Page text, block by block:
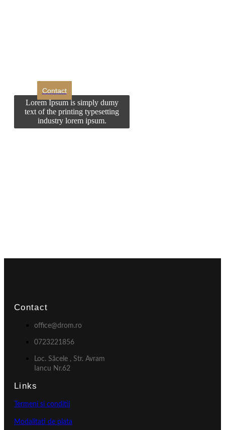
Contact
Lorem Ipsum is simply dumy
text of the printing typesetting
industry lorem ipsum.
Contact
office@drom.ro
0723221856
Loc. Săcele , Str. Avram
Iancu Nr.62
Links
Termeni si conditii
Modalitati de plata